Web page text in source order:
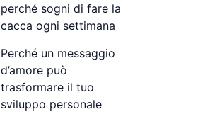
perché sogni di fare la
cacca ogni settimana
Perché un messaggio
d’amore può
trasformare il tuo
sviluppo personale